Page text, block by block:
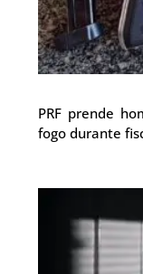
PRF prende
fogo durante